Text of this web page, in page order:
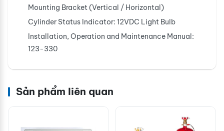
Mounting Bracket (Vertical / Horizontal)
Cylinder Status Indicator: 12VDC Light Bulb
Installation, Operation and Maintenance Manual:
123-330
Sản phẩm liên quan